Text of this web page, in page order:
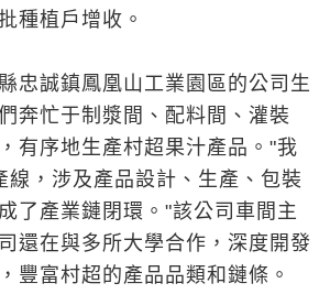
種植戶增收。
忠誠鎮鳳凰山工業園區的公司生
奔忙于制漿間、配料間、灌裝
有序地生產村超果汁產品。"我
線，涉及產品設計、生產、包裝
了產業鏈閉環。"該公司車間主
還在與多所大學合作，深度開發
豐富村超的產品品類和鏈條。